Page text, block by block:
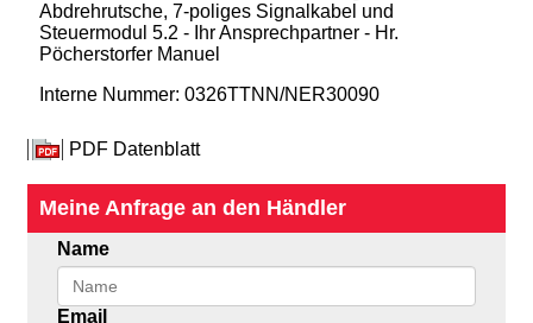
Abdrehrutsche, 7-poliges Signalkabel und
Steuermodul 5.2 - Ihr Ansprechpartner - Hr.
Pöcherstorfer Manuel
Interne Nummer: 0326TTNN/NER30090
PDF Datenblatt
Meine Anfrage an den Händler
Name
Email